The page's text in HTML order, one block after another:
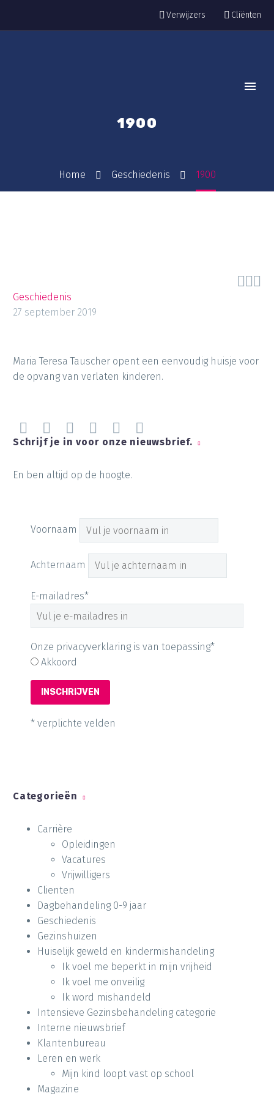
Verwijzers Cliënten
1900
Home Geschiedenis 1900

Geschiedenis
27 september 2019
Maria Teresa Tauscher opent een eenvoudig huisje voor
de opvang van verlaten kinderen.
Schrijf je in voor onze nieuwsbrief.
En ben altijd op de hoogte.
Voornaam
Achternaam
E-mailadres*
Onze privacyverklaring is van toepassing*
Akkoord
* verplichte velden
Categorieën
Carrière
Opleidingen
Vacatures
Vrijwilligers
Clienten
Dagbehandeling 0-9 jaar
Geschiedenis
Gezinshuizen
Huiselijk geweld en kindermishandeling
Ik voel me beperkt in mijn vrijheid
Ik voel me onveilig
Ik word mishandeld
Intensieve Gezinsbehandeling categorie
Interne nieuwsbrief
Klantenbureau
Leren en werk
Mijn kind loopt vast op school
Magazine